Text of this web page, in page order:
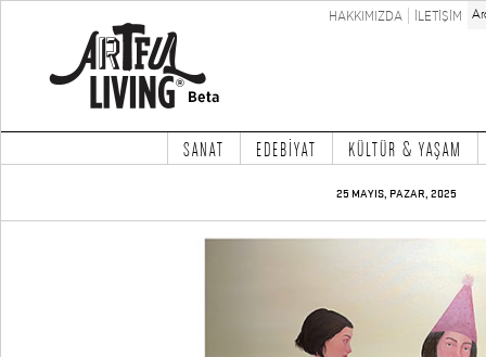
HAKKIMIZDA İLETİŞİM
SANAT EDEBİYAT KÜLTÜR & YAŞAM
25 MAYIS, PAZAR, 2025